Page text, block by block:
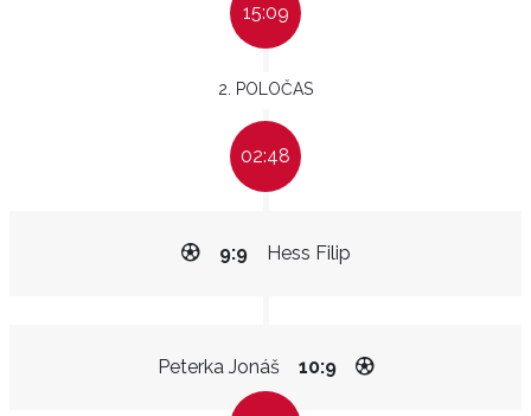
15:09
2. POLOČAS
02:48
Hess Filip
9:9
Peterka Jonáš 10:9